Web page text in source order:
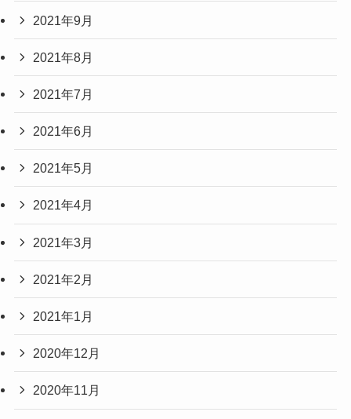
2021年9月
2021年8月
2021年7月
2021年6月
2021年5月
2021年4月
2021年3月
2021年2月
2021年1月
2020年12月
2020年11月